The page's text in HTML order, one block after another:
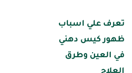
تعرف علي اسباب
ظهور كيس دهني
في العين وطرق